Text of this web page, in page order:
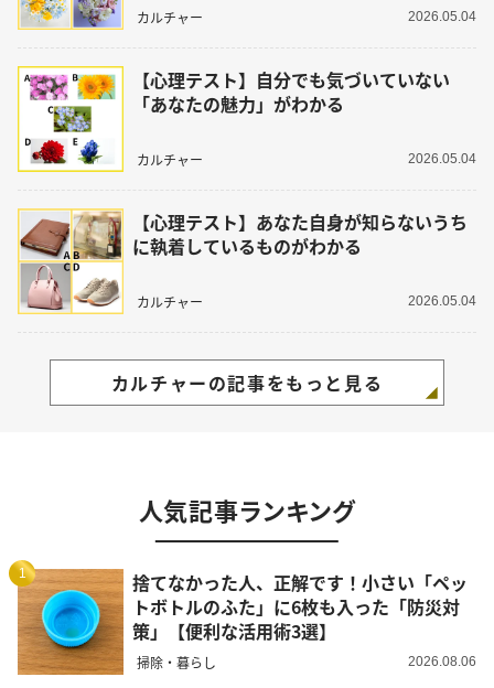
カルチャー 2026.05.04
【心理テスト】自分でも気づいていない
「あなたの魅力」がわかる
カルチャー 2026.05.04
【心理テスト】あなた自身が知らないうち
に執着しているものがわかる
カルチャー 2026.05.04
カルチャーの記事をもっと見る
人気記事ランキング
1
捨てなかった人、正解です！小さい「ペッ
トボトルのふた」に6枚も入った「防災対
策」【便利な活用術3選】
掃除・暮らし 2026.08.06